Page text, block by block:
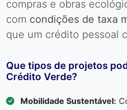
compras e obras
com condições de taxa
que um crédito pessoal
Que tipos de projetos
Crédito Verde?
Mobilidade Sustentável: